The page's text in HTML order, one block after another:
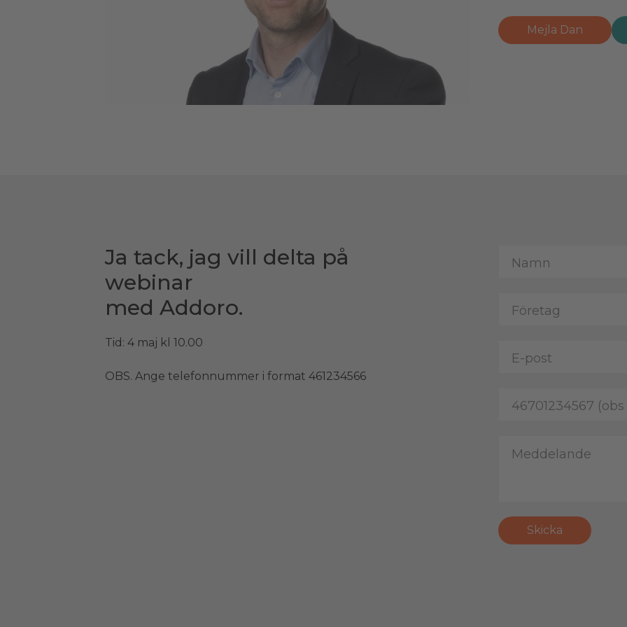
Mejla Dan
Ja tack, jag vill delta på
webinar
med Addoro.
Tid: 4 maj kl 10.00
OBS. Ange telefonnummer i format 461234566